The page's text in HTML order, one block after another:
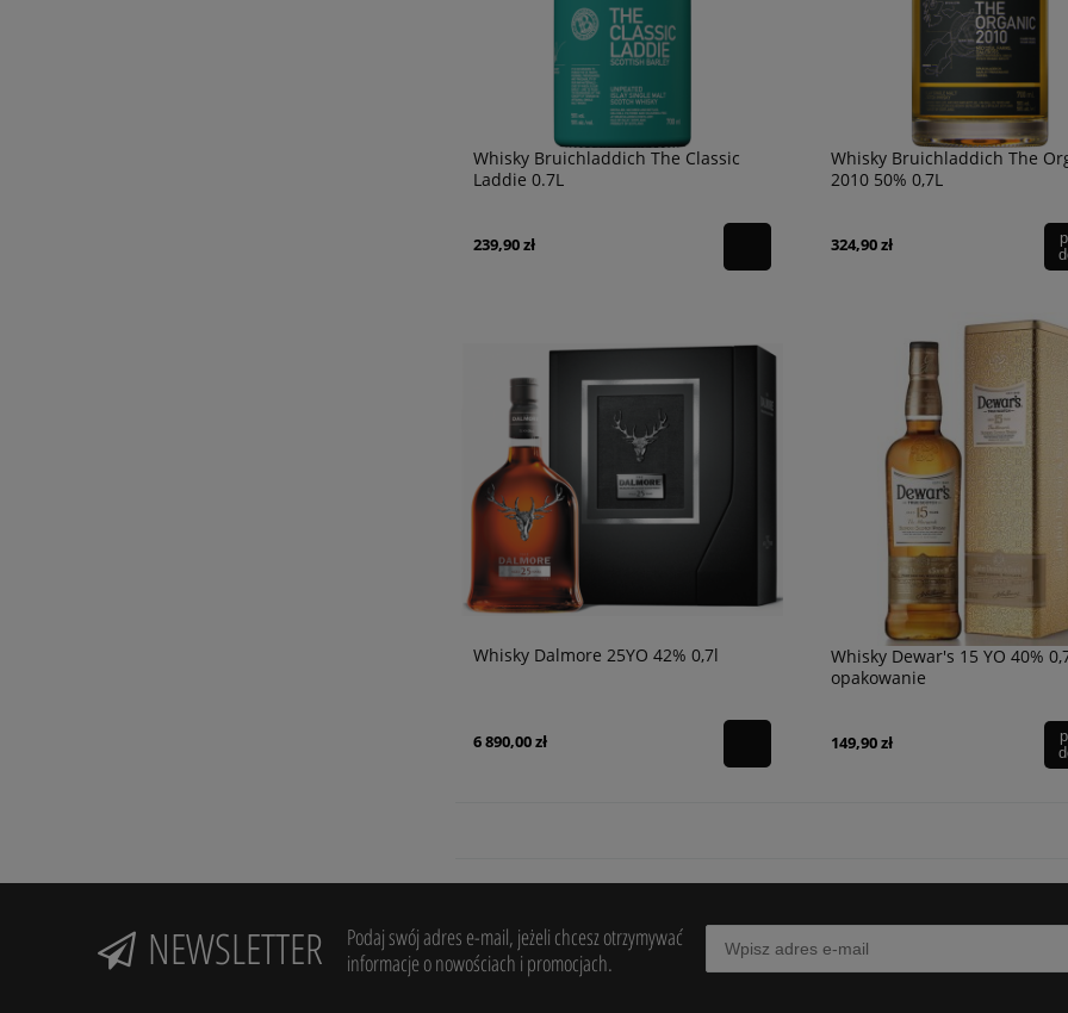
Whisky Bruichladdich The Classic
Laddie 0.7L
239,90 zł
Whisky Bruichladdich The
2010 50% 0,7L
324,90 zł
Whisky Dalmore 25YO 42% 0,7l
6 890,00 zł
Whisky Dewar's 15 YO 40%
opakowanie
149,90 zł
NEWSLETTER
Podaj swój adres e-mail, jeżeli chcesz otrzymywać
informacje o nowościach i promocjach.